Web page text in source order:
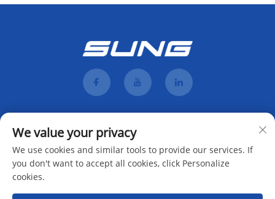
We value your privacy
We use cookies and similar tools to provide our services. If
you don't want to accept all cookies, click Personalize
cookies.